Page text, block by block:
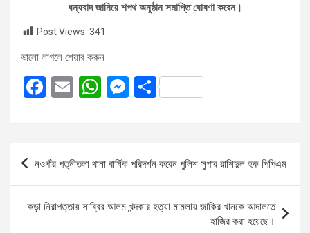
ধন্যবাদ জানিয়ে শপথ অনুষ্ঠান সমাপ্তি ঘোষণা করেন।
Post Views: 341
ভালো লাগলে শেয়ার করুন
F
ce
b
o
o
k
E
ail
W
at
A
p
p
M
se
n
g
er
S
ar
Post
navigation
নওগাঁর পত্নীতলা থানা বার্ষিক পরিদর্শন করেন পুলিশ সুপার রাশিদুল হক পিপিএম
কড়া নিরাপত্তায় সাব্বির আলম খন্দকার হত্যা মামলায় জাকির খানকে আদালতে
হাজির করা হয়েছে।